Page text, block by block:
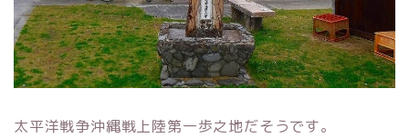
太平洋戦争沖縄戦上陸第一歩之地だそうです。